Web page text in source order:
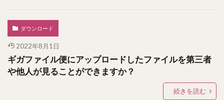
ダウンロード
2022年8月1日
ギガファイル便にアップロードしたファイルを第三者
や他人が見ることができますか？
続きを読む